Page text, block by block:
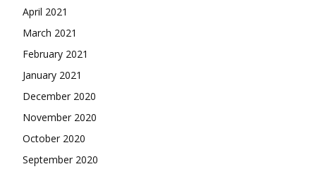
April 2021
March 2021
February 2021
January 2021
December 2020
November 2020
October 2020
September 2020